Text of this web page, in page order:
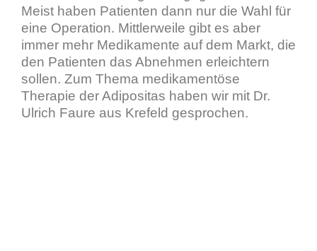
Meist haben Patienten dann nur die Wahl für
eine Operation. Mittlerweile gibt es aber
immer mehr Medikamente auf dem Markt, die
den Patienten das Abnehmen erleichtern
sollen. Zum Thema medikamentöse
Therapie der Adipositas haben wir mit Dr.
Ulrich Faure aus Krefeld gesprochen.